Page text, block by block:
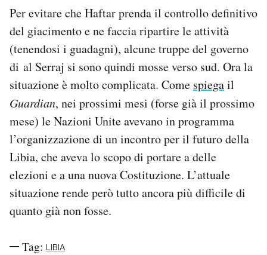
Per evitare che Haftar prenda il controllo definitivo
del giacimento e ne faccia ripartire le attività
(tenendosi i guadagni), alcune truppe del governo
di al Serraj si sono quindi mosse verso sud. Ora la
situazione è molto complicata. Come spiegail
Guardian, nei prossimi mesi (forse già il prossimo
mese) le Nazioni Unite avevano in programma
l’organizzazione di un incontro per il futuro della
Libia, che aveva lo scopo di portare a delle
elezioni e a una nuova Costituzione. L’attuale
situazione rende però tutto ancora più difficile di
quanto già non fosse.
Tag: LIBIA